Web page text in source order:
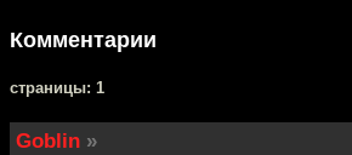
Комментарии
cтраницы: 1
Goblin »